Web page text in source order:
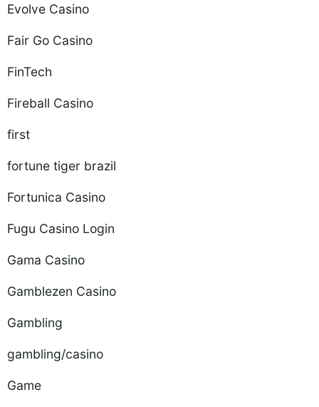
Evolve Casino
Fair Go Casino
FinTech
Fireball Casino
first
fortune tiger brazil
Fortunica Casino
Fugu Casino Login
Gama Casino
Gamblezen Casino
Gambling
gambling/casino
Game